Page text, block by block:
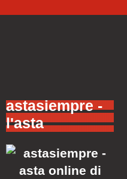
astasiempre -
l'asta